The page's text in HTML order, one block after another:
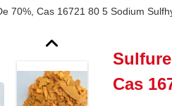
70%, Cas 16721 80 5 Sodium
Cas